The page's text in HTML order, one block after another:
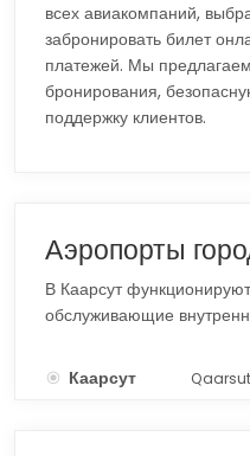
всех авиакомпаний,
забронировать билет
платежей. Мы
бронирования,
поддержку клиентов.
Аэропорты
В Каарсут
обслуживающие
Каарсут